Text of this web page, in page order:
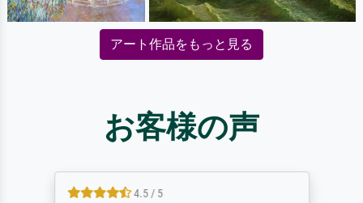
アート作品をもっと見る
お客様の声
4.5 / 5